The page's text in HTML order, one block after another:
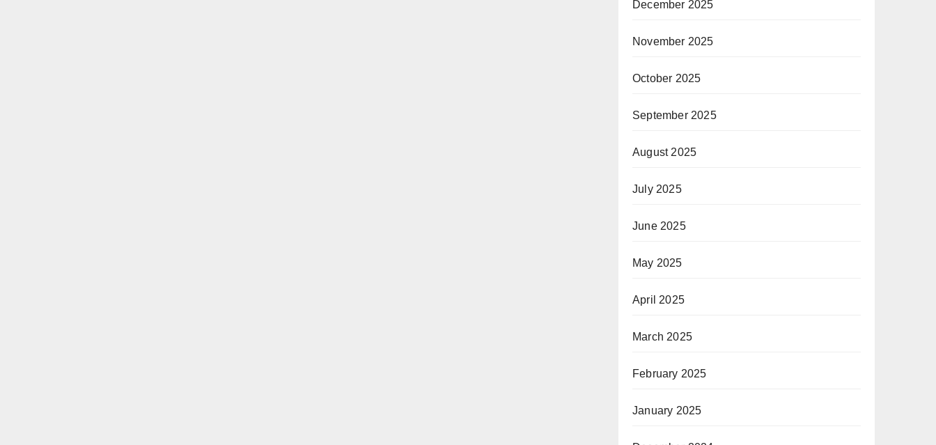
December 2025
November 2025
October 2025
September 2025
August 2025
July 2025
June 2025
May 2025
April 2025
March 2025
February 2025
January 2025